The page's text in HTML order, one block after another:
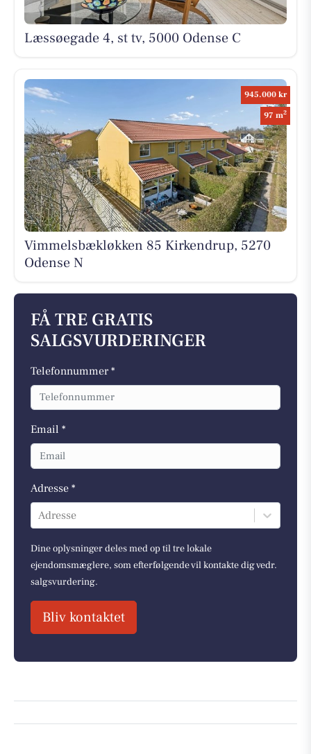
Læssøegade 4, st tv, 5000 Odense C
945.000 kr
97 m2
Vimmelsbækløkken 85 Kirkendrup, 5270
Odense N
FÅ TRE GRATIS
SALGSVURDERINGER
Telefonnummer *
Email *
Adresse *
Adresse
Dine oplysninger deles med op til tre lokale
ejendomsmæglere, som efterfølgende vil kontakte dig vedr.
salgsvurdering.
Bliv kontaktet